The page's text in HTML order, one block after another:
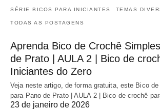
SÉRIE BICOS PARA INICIANTES TEMAS
TODAS AS POSTAGENS
Aprenda Bico de Crochê
de Prato | AULA 2 | Bico de
Iniciantes do Zero
Veja neste artigo, de forma gratuita, este Bico
para Pano de Prato | AULA 2 | Bico de crochê
23 de janeiro de 2026